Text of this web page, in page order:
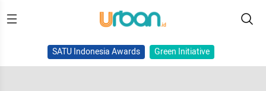
SATU Indonesia Awards Green Initiative